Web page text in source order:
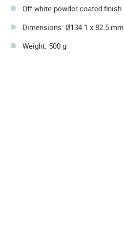
Off-white powder coated finish
Dimensions: Ø134.1 x 82.5 mm
Weight: 500 g